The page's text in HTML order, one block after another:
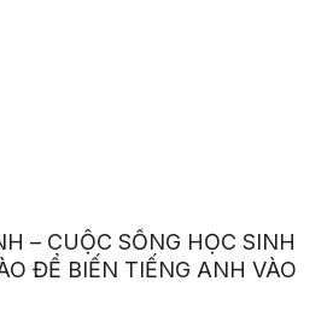
– CUỘC SỐNG HỌC SINH
ĐỂ BIẾN TIẾNG ANH VÀO